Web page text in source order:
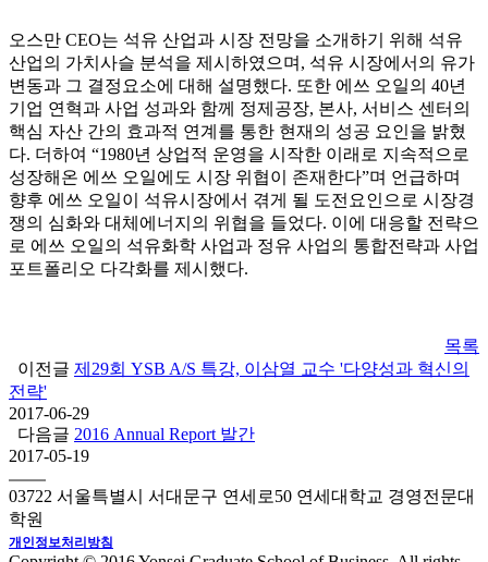
오스만 CEO는 석유 산업과 시장 전망을 소개하기 위해 석유
산업의 가치사슬 분석을 제시하였으며, 석유 시장에서의 유가
변동과 그 결정요소에 대해 설명했다. 또한 에쓰 오일의 40년
기업 연혁과 사업 성과와 함께 정제공장, 본사, 서비스 센터의
핵심 자산 간의 효과적 연계를 통한 현재의 성공 요인을 밝혔
다. 더하여 “1980년 상업적 운영을 시작한 이래로 지속적으로
성장해온 에쓰 오일에도 시장 위협이 존재한다”며 언급하며
향후 에쓰 오일이 석유시장에서 겪게 될 도전요인으로 시장경
쟁의 심화와 대체에너지의 위협을 들었다. 이에 대응할 전략으
로 에쓰 오일의 석유화학 사업과 정유 사업의 통합전략과 사업
포트폴리오 다각화를 제시했다.
목록
이전글 제29회 YSB A/S 특강, 이삼열 교수 '다양성과 혁신의
전략'
2017-06-29
다음글 2016 Annual Report 발간
2017-05-19
03722 서울특별시 서대문구 연세로50 연세대학교 경영전문대
학원
개인정보처리방침